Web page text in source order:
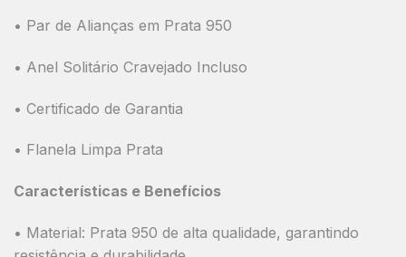
• Par de Alianças em Prata 950
• Anel Solitário Cravejado Incluso
• Certificado de Garantia
• Flanela Limpa Prata
Características e Benefícios
• Material: Prata 950 de alta qualidade, garantindo